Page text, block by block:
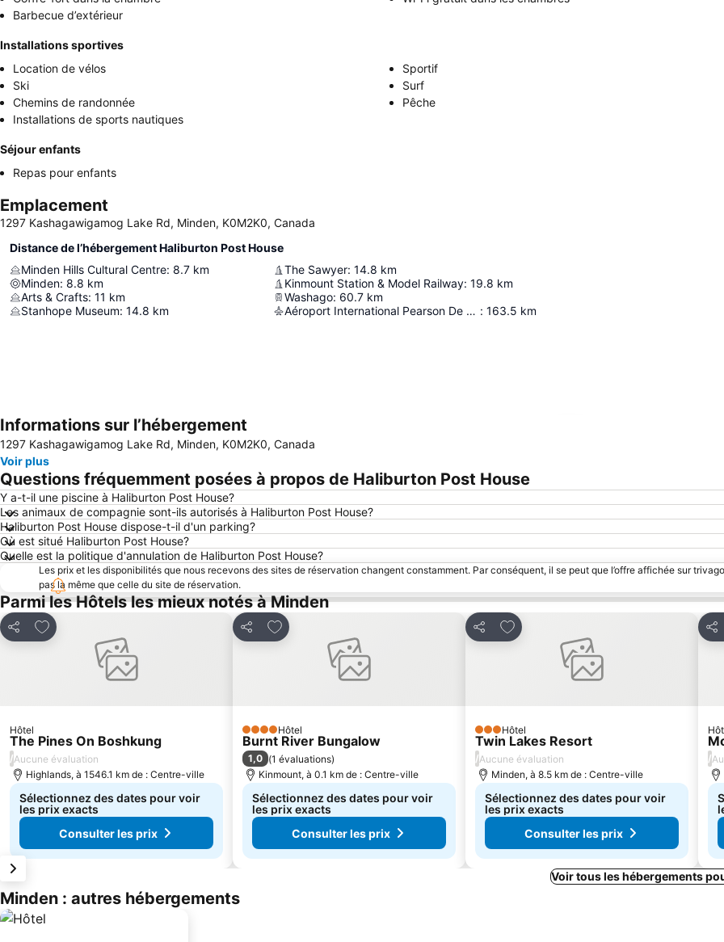
Barbecue d’extérieur
Installations sportives
Location de vélos
Sportif
Ski
Surf
Chemins de randonnée
Pêche
Installations de sports nautiques
Séjour enfants
Repas pour enfants
Emplacement
1297 Kashagawigamog Lake Rd, Minden, K0M2K0, Canada
Distance de l’hébergement Haliburton Post House
Minden Hills Cultural Centre: 8.7 km
Minden: 8.8 km
Arts & Crafts: 11 km
Stanhope Museum: 14.8 km
The Sawyer: 14.8 km
Kinmount Station & Model Railway: 19.8 km
Washago: 60.7 km
Aéroport International Pearson De Toronto : 163.5 km
Informations sur l’hébergement
1297 Kashagawigamog Lake Rd, Minden, K0M2K0, Canada
Voir plus
Questions fréquemment posées à propos de Haliburton Post House
Y a-t-il une piscine à Haliburton Post House?
Les animaux de compagnie sont-ils autorisés à Haliburton Post House?
Haliburton Post House dispose-t-il d'un parking?
Où est situé Haliburton Post House?
Quelle est la politique d'annulation de Haliburton Post House?
Les prix et les disponibilités que nous recevons des sites de réservation changent constamment. Par conséquent, il se peut que l’offre affichée sur
pas la même que celle du site de réservation.
Parmi les Hôtels les mieux notés à Minden
Partager
Ajouter à mes favoris
Hôtel
The Pines On Boshkung
/Aucune évaluation
Highlands, à 1546.1 km de : Centre-ville
Sélectionnez des dates pour voir
les prix exacts
Consulter les prix
Partager
Ajouter à mes favoris
4 ÉtoilesHôtel
Burnt River Bungalow
1,0 (1 évaluations)
Kinmount, à 0.1 km de : Centre-ville
Sélectionnez des dates pour voir
les prix exacts
Consulter les prix
Partager
Ajouter à mes favoris
3 Étoiles
Hôtel
Twin Lakes Resort
/Aucune évaluation
Minden, à 8.5 km de : Centre-ville
Sélectionnez des dates pour voir
les prix exacts
Consulter les prix
/
Voir tous les hébergements
Minden : autres hébergements